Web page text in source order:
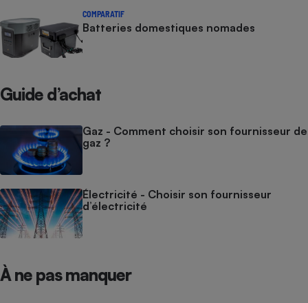
COMPARATIF
Batteries domestiques nomades
Guide d’achat
Gaz - Comment choisir son fournisseur de
gaz ?
Électricité - Choisir son fournisseur
d’électricité
À ne pas manquer